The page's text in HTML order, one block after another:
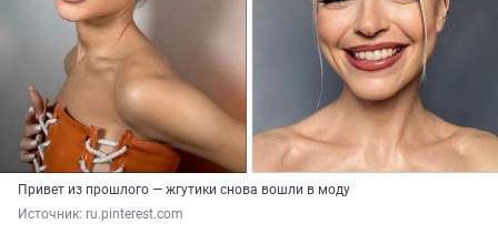
Привет из прошлого — жгутики снова вошли в моду
Источник: ru.pinterest.com